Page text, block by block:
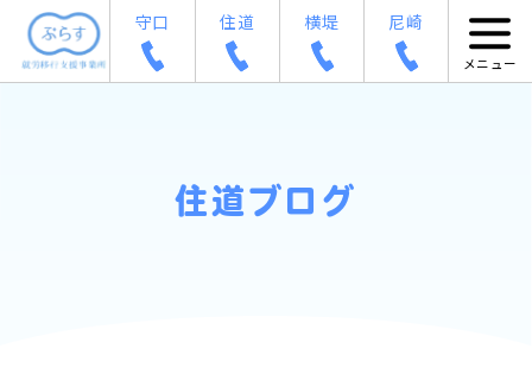
守口 住道 横堤 尼崎
住道ブログ